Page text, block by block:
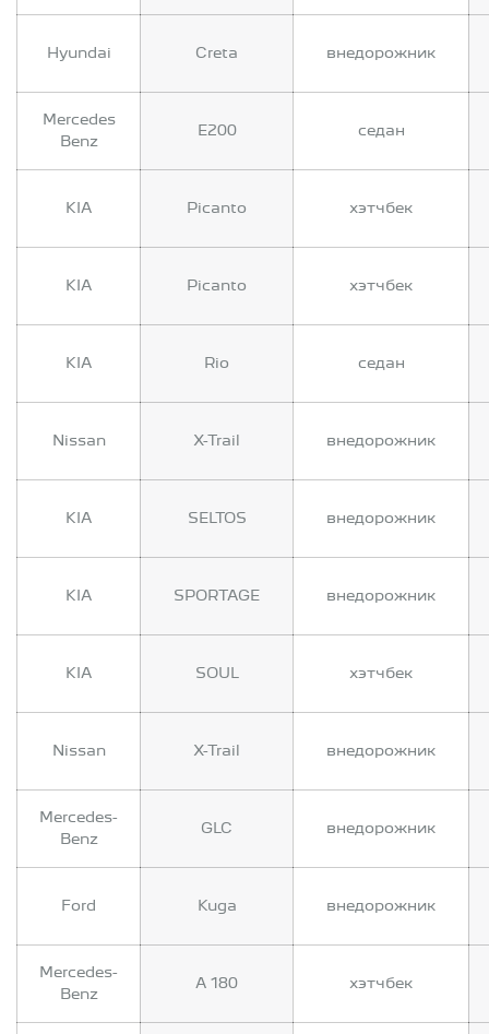
Hyundai Creta внедорожник
Mercedes
Benz
E200 седан
KIA Picanto хэтчбек
KIA Picanto хэтчбек
KIA Rio седан
Nissan X-Trail внедорожник
KIA SELTOS внедорожник
KIA SPORTAGE внедорожник
KIA SOUL хэтчбек
Nissan X-Trail внедорожник
Mercedes-
Benz
GLC внедорожник
Ford Kuga внедорожник
Mercedes-
Benz
A 180 хэтчбек